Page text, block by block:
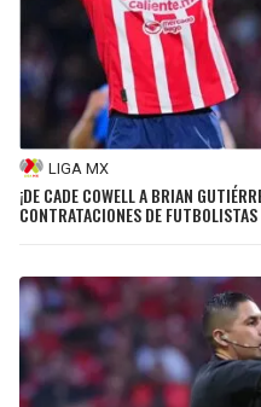
LIGA MX
¡DE CADE COWELL A BRIAN
CONTRATACIONES DE